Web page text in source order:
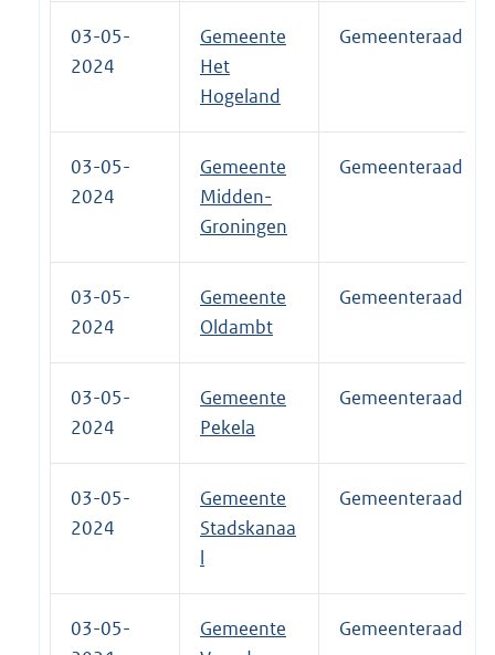
03-05-
2024
Gemeente
Het
Hogeland
Gemeenteraad
03-05-
2024
Gemeente
Midden-
Groningen
Gemeenteraad
03-05-
2024
Gemeente
Oldambt
Gemeenteraad
03-05-
2024
Gemeente
Pekela
Gemeenteraad
03-05-
2024
Gemeente
Stadskanaa
l
Gemeenteraad
03-05-
Gemeente
Gemeenteraad